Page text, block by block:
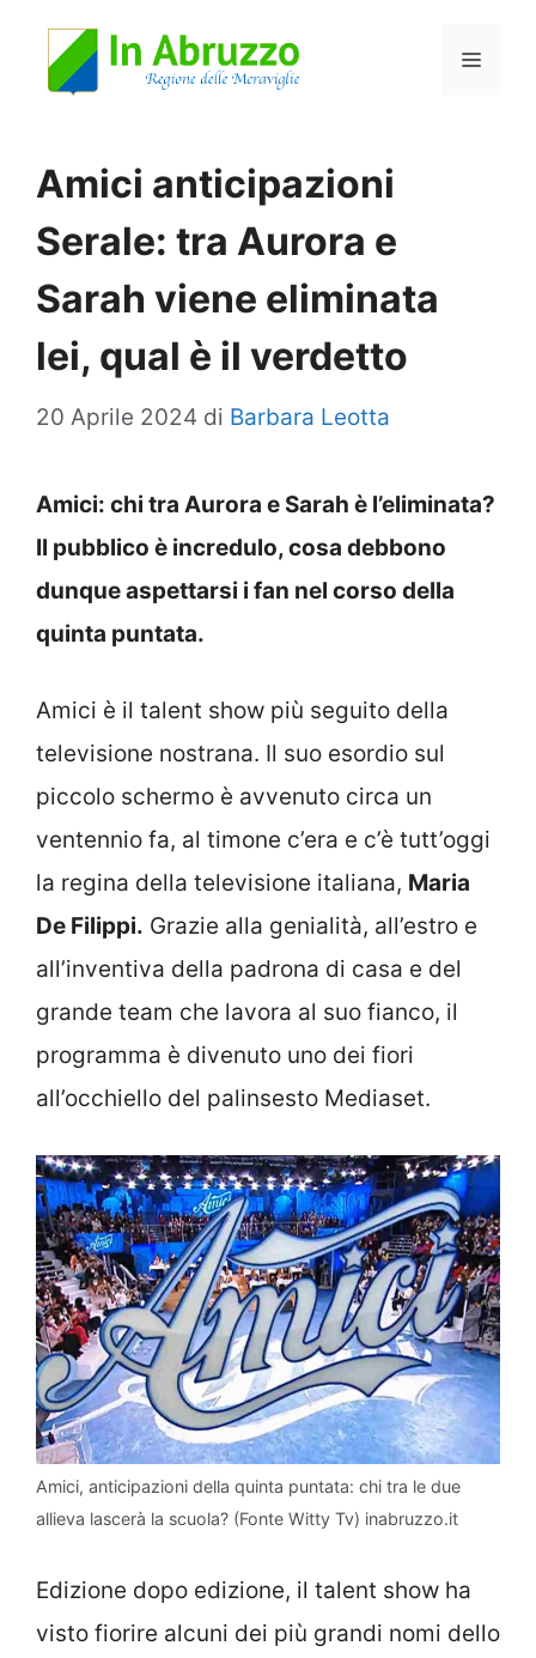
Menu
Amici anticipazioni
Serale: tra Aurora e
Sarah viene eliminata
lei, qual è il verdetto
20 Aprile 2024 di Barbara Leotta
Amici: chi tra Aurora e Sarah è l’eliminata?
Il pubblico è incredulo, cosa debbono
dunque aspettarsi i fan nel corso della
quinta puntata.
Amici è il talent show più seguito della
televisione nostrana. Il suo esordio sul
piccolo schermo è avvenuto circa un
ventennio fa, al timone c’era e c’è tutt’oggi
la regina della televisione italiana, Maria
De Filippi. Grazie alla genialità, all’estro e
all’inventiva della padrona di casa e del
grande team che lavora al suo fianco, il
programma è divenuto uno dei fiori
all’occhiello del palinsesto Mediaset.
Amici, anticipazioni della quinta puntata: chi tra le due
allieva lascerà la scuola? (Fonte Witty Tv) inabruzzo.it
Edizione dopo edizione, il talent show ha
visto fiorire alcuni dei più grandi nomi dello